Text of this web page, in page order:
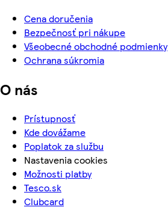
Cena doručenia
Bezpečnosť pri nákupe
Všeobecné obchodné podmienky
Ochrana súkromia
O nás
Prístupnosť
Kde dovážame
Poplatok za službu
Nastavenia cookies
Možnosti platby
Tesco.sk
Clubcard